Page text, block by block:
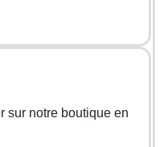
sur notre boutique en